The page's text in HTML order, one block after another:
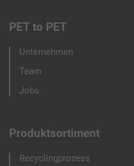
Footer
menu
PET to PET
Unternehmen
Team
Jobs
Produktsortiment
Recyclingprozess